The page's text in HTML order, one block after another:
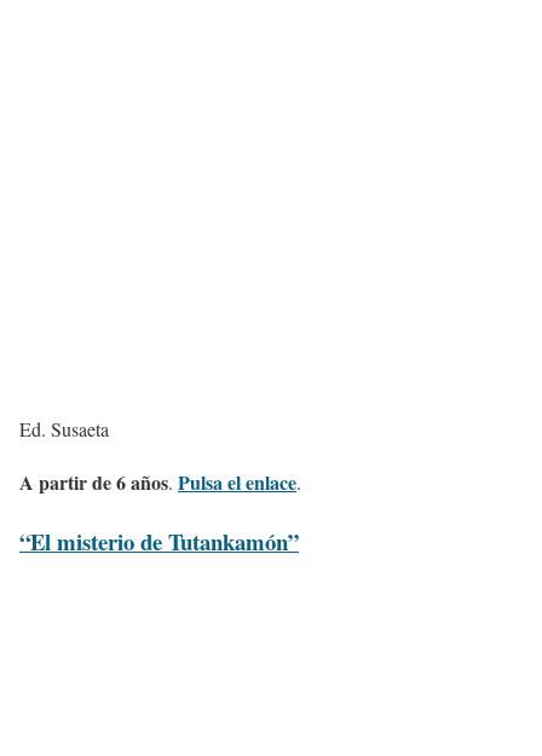
Ed. Susaeta
A partir de 6 años. Pulsa el enlace.
“El misterio de Tutankamón”